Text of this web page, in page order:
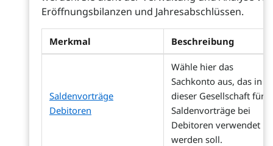
Eröffnungsbilanzen und Jahresabschlüssen.
Merkmal Beschreibung
Saldenvorträge
Debitoren
Wähle hier das
Sachkonto aus, das in
dieser Gesellschaft für
Saldenvorträge bei
Debitoren verwendet
werden soll.